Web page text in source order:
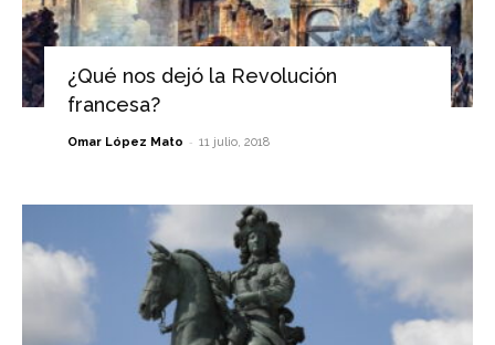
¿Qué nos dejó la Revolución
francesa?
Omar López Mato - 11 julio, 2018